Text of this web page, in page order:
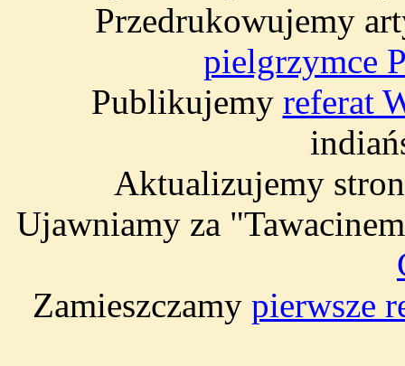
Przedrukowujemy
pielgrzymce
Publikujemy referat
Aktualizujemy
Ujawniamy za
Zamieszczamy pierwsze